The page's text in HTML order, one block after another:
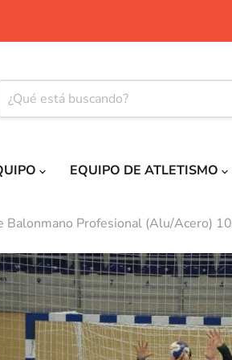
EQUIPO DE ATLETISMO
Balonmano Profesional (Alu/Acero)